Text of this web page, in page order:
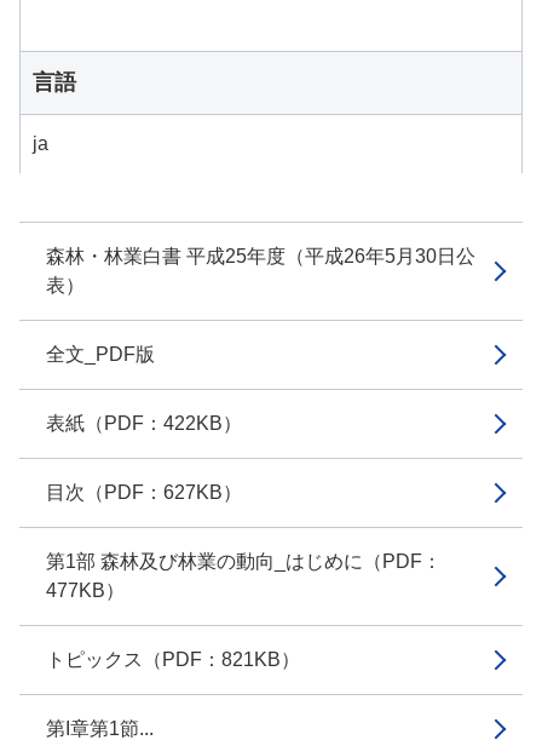
森林・林業白書 平成25年度（平成26年5月30日公
表）
全文_PDF版
表紙（PDF：422KB）
目次（PDF：627KB）
第1部 森林及び林業の動向_はじめに（PDF：
477KB）
トピックス（PDF：821KB）
第I章第1節...
言語
ja